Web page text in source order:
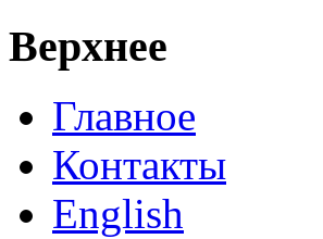
Верхнее
Главное
Контакты
English